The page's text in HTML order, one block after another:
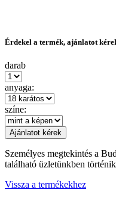
Érdekel a termék, ajánlatot
darab
anyaga:
színe:
Személyes megtekintés a
található üzletünkben
Vissza a termékekhez